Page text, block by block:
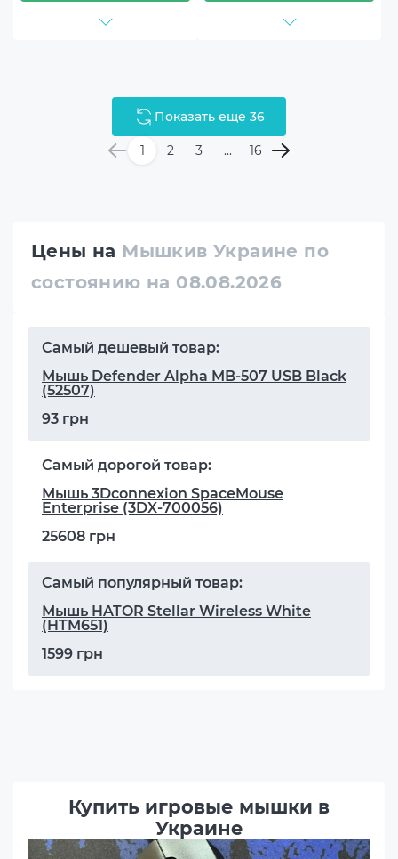
Показать еще 36
1 2 3 ... 16
Цены на Мышкив Украине по
состоянию на 08.08.2026
Самый дешевый товар:
Мышь Defender Alpha MB-507 USB Black
(52507)
93 грн
Самый дорогой товар:
Мышь 3Dconnexion SpaceMouse
Enterprise (3DX-700056)
25608 грн
Самый популярный товар:
Мышь HATOR Stellar Wireless White
(HTM651)
1599 грн
Купить игровые мышки в
Украине